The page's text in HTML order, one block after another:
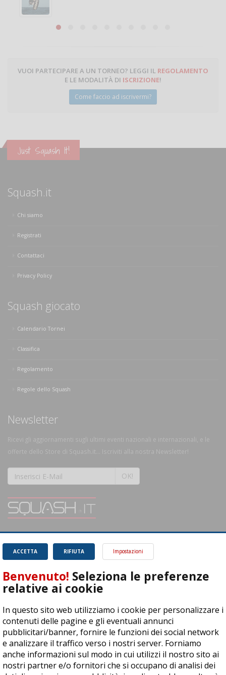
Michele Miglionico
VUOI PARTECIPARE A UN TORNEO? LEGGI IL REGOLAMENTO
E LE MODALITÀ DI ISCRIZIONE!
Come faccio ad iscrivermi?
Just Squash It!
Squash.it
Chi siamo
Registrati
Contattaci
Privacy Policy
Squash giocato
Calendario Tornei
Classifica
Regolamento
Regole dello Squash
Newsletter
Ricevi gli aggiornamenti sugli ultimi eventi nazionali e internazionali, e le
offerte dello Store di Squash.it... Iscriviti alla nostra Newsletter!
OK!
magnifico sport.
Leggi
RIFIUTA
ACCETTA Impostazioni
Benvenuto! Seleziona le preferenze
relative ai cookie
In questo sito web utilizziamo i cookie per personalizzare i
contenuti delle pagine e gli eventuali annunci
pubblicitari/banner, fornire le funzioni dei social network
e analizzare il traffico verso i nostri server. Forniamo
anche informazioni sul modo in cui utilizzi il nostro sito ai
nostri partner e/o fornitori che si occupano di analisi dei
ASD Let's Sport - Via T. Olivelli 3, 25014 Castenedolo (BS) - P. Iva:
04278030988
© Copyright 2015 | All Rights Reserved - Powered byDynDevice
Privacy Policy Cookie Policy Accessibilità Sitemap